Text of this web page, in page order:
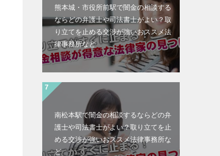
熊本城・市役所前駅で闇金の相談する
ならどの弁護士や司法書士がよい？取
り立てを止める交渉が強いおススメ法
律事務所など
南松本駅で闇金の相談するならどの弁
護士や司法書士がよい？取り立てを止
める交渉が強いおススメ法律事務所な
ど